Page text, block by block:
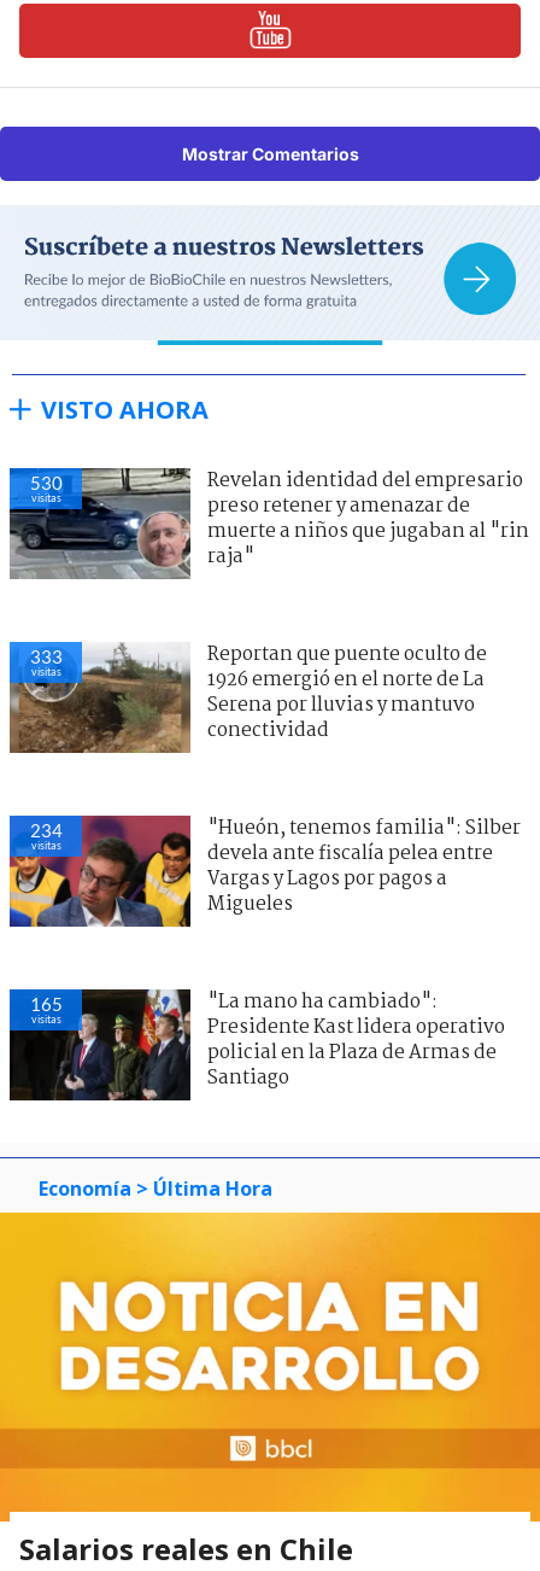
Mostrar Comentarios
VISTO AHORA
530
visitas
Revelan identidad del empresario
preso retener y amenazar de
muerte a niños que jugaban al "rin
raja"
333
visitas
Reportan que puente oculto de
1926 emergió en el norte de La
Serena por lluvias y mantuvo
conectividad
234
visitas
"Hueón, tenemos familia": Silber
devela ante fiscalía pelea entre
Vargas y Lagos por pagos a
Migueles
165
visitas
"La mano ha cambiado":
Presidente Kast lidera operativo
policial en la Plaza de Armas de
Santiago
Economía > Última Hora
Salarios reales en Chile